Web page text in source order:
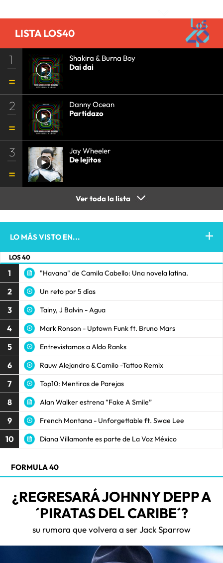
LISTA LOS40
1
Shakira & Burna Boy
Dai dai
2
Danny Ocean
Partidazo
3
Jay Wheeler
De lejitos
Ver toda la lista
LO MÁS VISTO EN...
LOS 40
1 "Havana" de Camila Cabello: Una novela latina.
2 Un reto por 5 días
3 Tainy, J Balvin - Agua
4 Mark Ronson - Uptown Funk ft. Bruno Mars
5 Entrevistamos a Aldo Ranks
6 Rauw Alejandro & Camilo -Tattoo Remix
7 Top10: Mentiras de Parejas
8 Alan Walker estrena “Fake A Smile”
9 French Montana - Unforgettable ft. Swae Lee
10 Diana Villamonte es parte de La Voz México
FORMULA 40
¿REGRESARÁ JOHNNY DEPP A
´PIRATAS DEL CARIBE´?
su rumora que volvera a ser Jack Sparrow